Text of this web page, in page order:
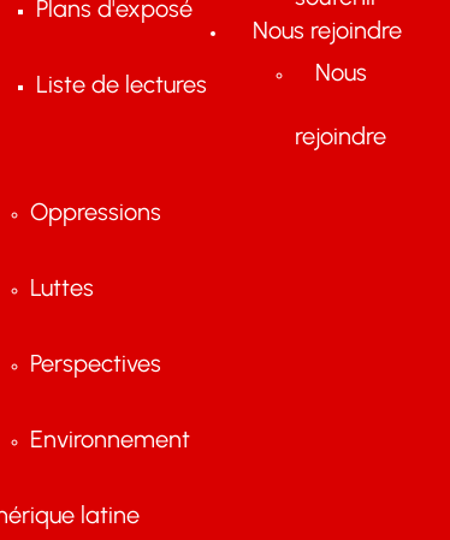
Plans d'exposé
Liste de lectures Nous
rejoindre
Oppressions
Luttes
Perspectives
Environnement
latine
Nous rejoindre